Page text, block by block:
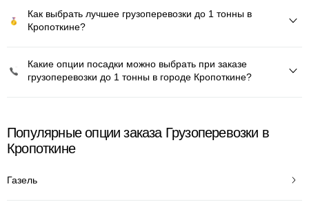
Как выбрать лучшее грузоперевозки до 1 тонны в
Кропоткине?
Какие опции посадки можно выбрать при заказе
грузоперевозки до 1 тонны в городе Кропоткине?
Популярные опции заказа Грузоперевозки в
Кропоткине
Газель